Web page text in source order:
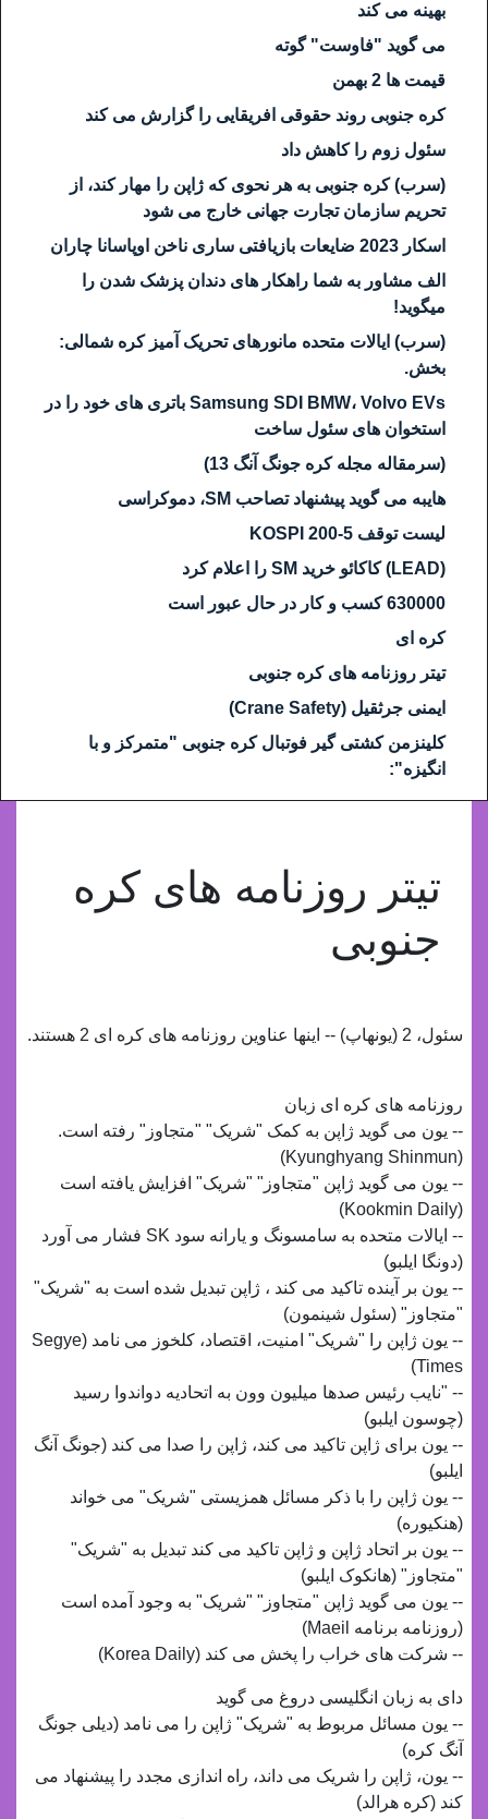
بهینه می کند
می گوید "فاوست" گوته
قیمت ها 2 بهمن
کره جنوبی روند حقوقی افریقایی را گزارش می کند
سئول زوم را کاهش داد
(سرب) کره جنوبی به هر نحوی که ژاپن را مهار کند، از
تحریم سازمان تجارت جهانی خارج می شود
اسکار 2023 ضایعات بازیافتی ساری ناخن اوپاسانا چاران
الف مشاور به شما راهکار های دندان پزشک شدن را
میگوید!
(سرب) ایالات متحده مانورهای تحریک آمیز کره شمالی:
بخش.
Samsung SDI BMW، Volvo EVs باتری های خود را در
استخوان های سئول ساخت
(سرمقاله مجله کره جونگ آنگ 13)
هایبه می گوید پیشنهاد تصاحب SM، دموکراسی
لیست توقف KOSPI 200-5
(LEAD) کاکائو خرید SM را اعلام کرد
630000 کسب و کار در حال عبور است
کره ای
تیتر روزنامه های کره جنوبی
ایمنی جرثقیل (Crane Safety)
کلینزمن کشتی گیر فوتبال کره جنوبی "متمرکز و با
انگیزه":
تیتر روزنامه های کره
جنوبی
سئول، 2 (یونهاپ) -- اینها عناوین روزنامه های کره ای 2 هستند.
روزنامه های کره ای زبان
-- یون می گوید ژاپن به کمک "شریک" "متجاوز" رفته است.
(Kyunghyang Shinmun)
-- یون می گوید ژاپن "متجاوز" "شریک" افزایش یافته است
(Kookmin Daily)
-- ایالات متحده به سامسونگ و یارانه سود SK فشار می آورد
(دونگا ایلبو)
-- یون بر آینده تاکید می کند ، ژاپن تبدیل شده است به "شریک"
"متجاوز" (سئول شینمون)
-- یون ژاپن را "شریک" امنیت، اقتصاد، کلخوز می نامد (Segye
Times)
-- "نایب رئیس صدها میلیون وون به اتحادیه دواندوا رسید
(چوسون ایلبو)
-- یون برای ژاپن تاکید می کند، ژاپن را صدا می کند (جونگ آنگ
ایلبو)
-- یون ژاپن را با ذکر مسائل همزیستی "شریک" می خواند
(هنکیوره)
-- یون بر اتحاد ژاپن و ژاپن تاکید می کند تبدیل به "شریک"
"متجاوز" (هانکوک ایلبو)
-- یون می گوید ژاپن "متجاوز" "شریک" به وجود آمده است
(روزنامه برنامه Maeil)
-- شرکت های خراب را پخش می کند (Korea Daily)
دای به زبان انگلیسی دروغ می گوید
-- یون مسائل مربوط به "شریک" ژاپن را می نامد (دیلی جونگ
آنگ کره)
-- یون، ژاپن را شریک می داند، راه اندازی مجدد را پیشنهاد می
کند (کره هرالد)